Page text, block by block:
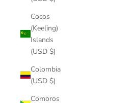
Cocos
(Keeling)
Islands
(USD $)
Colombia
(USD $)
Comoros